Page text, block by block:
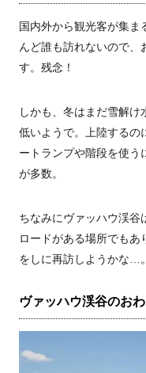
国内外から観光客が集ま
んど誰も訪れないので、
す。残念！
しかも、冬はまだ雪解
低いようで。上陸するの
ートランプや階段を使う
が多数。
ちなみにヴァッハウ渓谷
ロードがある場所でも
をしに再訪しようかな…。
ヴァッハウ渓谷のお